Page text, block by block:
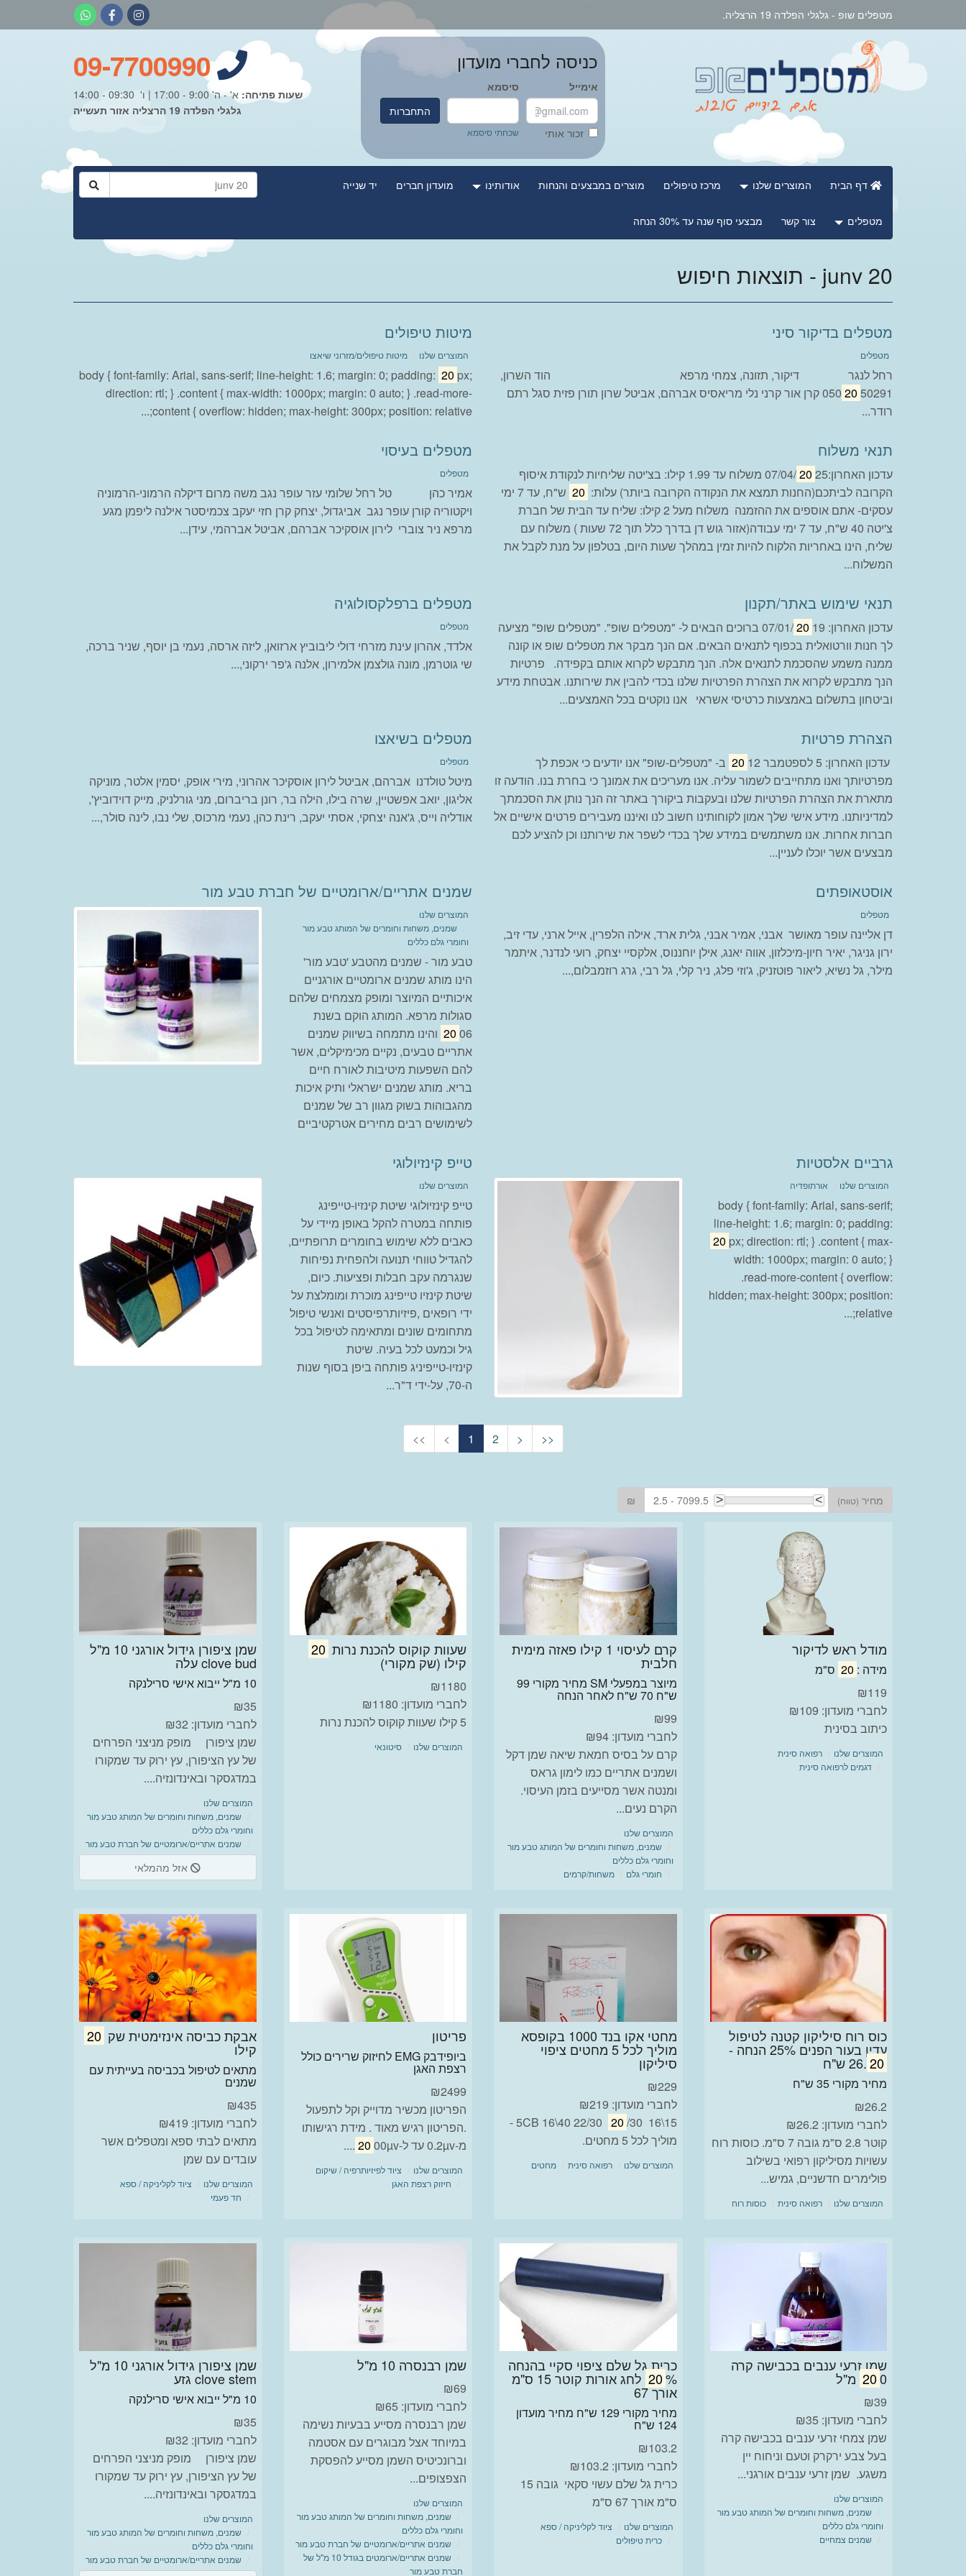
מטפלים שופ - גלגלי הפלדה 19 הרצליה.
כניסה לחברי מועדון
אימייל
זכור אותי
סיסמא
שכחתי סיסמא
התחברות
09-7700990
שעות פתיחה: א' - ה' 9:00 - 17:00 | ו' 09:30 - 14:00
גלגלי הפלדה 19 הרצליה אזור תעשייה
דף הבית המוצרים שלנו מרכז טיפולים מוצרים במבצעים והנחות אודותינו מועדון חברים יד שנייה
מטפלים צור קשר מבצעי סוף שנה עד 30% הנחה
junv 20 - תוצאות חיפוש
מטפלים בדיקור סיני
מטפלים
רחל לנגר דיקור, תזונה, צמחי מרפא הוד השרון,
050 20
50291 קרן אור קרני נלי מריאסיס אברהם, אביטל שרון תורן פזית סגל רתם
רודר...
מיטות טיפולים
המוצרים שלנו מיטות טיפולים/מזרוני שיאצו
body { font-family: Arial, sans-serif; line-height: 1.6; margin: 0; padding: 20 px;
direction: rtl; } .content { max-width: 1000px; margin: 0 auto; } .read-more-
content { overflow: hidden; max-height: 300px; position: relative;...
תנאי משלוח
עדכון האחרון:07/04/ 20
25 משלוח עד 1.99 קילו: בצ'יטה שליחיות לנקודת איסוף
הקרובה לביתכם(החנות תמצא את הנקודה הקרובה ביותר) עלות: 20
ש"ח, עד 7 ימי
עסקים- אתם אוספים את ההזמנה משלוח מעל 2 קילו: שליח עד הבית של חברת
צ'יטה 40 ש"ח, עד 7 ימי עבודה(אזור גוש דן בדרך כלל תוך 72 שעות ) משלוח עם
שליח, הינו באחריות הלקוח להיות זמין במהלך שעות היום, בטלפון על מנת לקבל את
המשלוח...
מטפלים בעיסוי
מטפלים
אמיר כהן טל רחל שלומי עזר עופר נגב משה מרום דיקלה הרמוני-הרמוניה
ויקטוריה קורן עופר נגב אביגדול, יצחק קרן חזי יעקב צכמיסטר אילנה ליפמן מגע
מרפא ניר צוברי לירון אוסקיכר אברהם, אביטל אברהמי, עידן...
תנאי שימוש באתר/תקנון
עדכון האחרון: 07/01/ 20
19 ברוכים הבאים ל- "מטפלים שופ". "מטפלים שופ" מציעה
לך חנות וורטואלית בכפוף לתנאים הבאים. אם הנך מבקר את מטפלים שופ או קונה
ממנה משמע שהסכמת לתנאים אלה. הנך מתבקש לקרוא אותם בקפידה. פרטיות
הנך מתבקש לקרוא את הצהרת הפרטיות שלנו בכדי להבין את שירותנו. אבטחת מידע
וביטחון בתשלום באמצעות כרטיסי אשראי אנו נוקטים בכל האמצעים...
מטפלים ברפלקסולוגיה
מטפלים
אלדד, אהרון עינת מזרחי דולי ליבוביץ ארזואן, ליזה ארסה, נעמי בן יוסף, שניר ברכה,
שי גוטרמן, מונה גולצמן אלמירון, אלנה ג'פר ירקוני,...
הצהרת פרטיות
עדכון האחרון: 5 לספטמבר 20 12 ב- "מטפלים-שופ" אנו יודעים כי אכפת לך
מפרטיותך ואנו מתחייבים לשמור עליה. אנו מעריכים את אמונך כי בחרת בנו. הודעה זו
מתארת את הצהרת הפרטיות שלנו ובעקבות ביקורך באתר זה הנך נותן את הסכמתך
למדיניותנו. מידע אישי שלך אמון לקוחותינו חשוב לנו ואיננו מעבירים פרטים אישיים אל
חברות אחרות. אנו משתמשים במידע שלך בכדי לשפר את שירותנו וכן להציע לכם
מבצעים אשר יוכלו לעניין...
מטפלים בשיאצו
מטפלים
מיטל טולדנו אברהם, אביטל לירון אוסקיכר אהרוני, מירי אופק, יסמין אלטר, מוניקה
אליגון, יואב אפשטיין, שרה בילו, הילה בר, רונן בריברום, מני גורלניק, מייק דוידוביץ',
אודליה וייס, ג'אנה יצחקי, אסתי יעקב, רינת כהן, נעמי מרכוס, שלי נבו, לינה סולר,...
אוסטאופתים
מטפלים
דן אליינה עופר מאושר אבני, אמיר אבני, גלית ארד, אילה הלפרין, אייל ארני, עדי זיב,
ירון גניגר, יאיר חיון-מיכלזון, אווה יאנג, אילן יוחננוס, אלקסיי יצחק, רועי לנדנר, איתמר
מילר, גל נשיא, ליאור פוטזניק, ג'וזי פלג, ניר קלי, גל רבי, גרג רוזמבלום,...
שמנים אתריים/ארומטיים של חברת טבע מור
המוצרים שלנו
שמנים, משחות וחומרים של המותג טבע מור
וחומרי גלם כללים
טבע מור - שמנים מהטבע 'טבע מור'
הינו מותג שמנים ארומטיים אורגניים
איכותיים המיוצר ומופק מצמחים שלהם
סגולות מרפא. המותג הוקם בשנת
20 06 והינו מתמחה בשיווק שמנים
אתריים טבעים, נקיים מכימיקלים, אשר
להם השפעות מיטיבות לאורח חיים
בריא. מותג שמנים ישראלי ותיק איכות
מהגבוהות בשוק מגוון רב של שמנים
לשימושים רבים מחירים אטרקטיביים
גרביים אלסטיות
המוצרים שלנו אורתופדיה
body { font-family: Arial, sans-serif;
line-height: 1.6; margin: 0; padding:
20 px; direction: rtl; } .content { max-
width: 1000px; margin: 0 auto; }
.read-more-content { overflow:
hidden; max-height: 300px; position:
relative;...
טייפ קינזיולוגי
המוצרים שלנו
טייפ קינזיולוגי שיטת קינזיו-טייפינג
פותחה במטרה להקל באופן מיידי על
כאבים ללא שימוש בחומרים תרופתיים,
להגדיל טווחי תנועה ולהפחית נפיחות
שנגרמה עקב חבלות ופציעות. כיום,
שיטת קינזיו טייפינג מוכרת ומומלצת על
ידי רופאים ,פיזיותרפיסטים ואנשי טיפול
מתחומים שונים ומתאימה לטיפול בכל
גיל וכמעט לכל בעיה. שיטת
קינזיו-טייפיניג פותחה ביפן בסוף שנות
ה-70, על-ידי ד"ר...
<< < 1 2 > >>
מחיר (טווח) 2.5 - 7099.5
₪
מודל ראש לדיקור
מידה : 20 ס"מ
₪119
לחברי מועדון: ₪109
כיתוב בסינית
המוצרים שלנו
רפואה סינית
דגמים לרפואה סינית
קרם לעיסוי 1 קילו פאזה מימית
חלבית
מיוצר במפעלי SM מחיר מקורי 99
ש"ח 70 ש"ח לאחר הנחה
₪99
לחברי מועדון: ₪94
קרם על בסיס חמאת שיאה שמן דקל
ושמנים אתריים כמו לימון גראס
ומנטה אשר מסייעים בזמן העיסוי.
הקרם נעים...
המוצרים שלנו
שמנים, משחות וחומרים של המותג טבע מור
וחומרי גלם כללים
חומרי גלם
משחות/קרמים
שעוות קוקוס להכנת נרות 20
קילו (שק מקורי)
₪1180
לחברי מועדון: ₪1180
5 קילו שעוות קוקוס להכנת נרות
המוצרים שלנו סיטונאי
שמן ציפורן גידול אורגני 10 מ"ל
clove bud עלה
10 מ"ל ייבוא אישי סרילנקה
₪35
לחברי מועדון: ₪32
שמן ציפורן מופק מניצני הפרחים
של עץ הציפורן, עץ ירוק עד שמקורו
במדגסקר ובאינדונזיה....
המוצרים שלנו
שמנים, משחות וחומרים של המותג טבע מור
וחומרי גלם כללים
שמנים אתריים/ארומטיים של חברת טבע מור
אזל מהמלאי
כוס רוח סיליקון קטנה לטיפול
עדין בעור הפנים 25% הנחה -
26.20 ש"ח
מחיר מקורי 35 ש"ח
₪26.2
לחברי מועדון: ₪26.2
קוטר 2.8 ס"מ גובה 7 ס"מ. כוסות רוח
עשויות מסיליקון רפואי בשילוב
פולימרים חדשניים, גמיש...
המוצרים שלנו רפואה סינית כוסות רוח
מחטי אקו בנד 1000 בקופסא
מוליך לכל 5 מחטים ציפוי
סיליקון
₪229
לחברי מועדון: ₪219
15\16
20
/30 22/30 40\16 5CB -
מוליך לכל 5 מחטים.
המוצרים שלנו רפואה סינית מחטים
פריטון
ביופידבק EMG לחיזוק שרירים כולל
רצפת האגן
₪2499
הפריטון מכשיר מדוייק וקל לתפעול
.הפריטון רגיש מאוד . מידת רגישותו
מ-0.2µv עד ל-
20 00µv....
המוצרים שלנו
ציוד לפיזיותרפיה / שיקום
חיזוק רצפת האגן
אבקת כביסה אינזימטית שק 20
קילו
מתאים לטיפול בכביסה בעייתית עם
שמנים
₪435
לחברי מועדון: ₪419
מתאים לבתי ספא ומטפלים אשר
עובדים עם שמן
המוצרים שלנו
ציוד לקליניקה / ספא
חד פעמי
שמן זרעי ענבים בכבישה קרה
200 מ"ל
₪39
לחברי מועדון: ₪35
שמן צמחי זרעי ענבים בכבישה קרה
בעל צבע ירקרק וטעם וניחוח יין
משגע. שמן זרעי ענבים אורגני...
המוצרים שלנו
שמנים, משחות וחומרים של המותג טבע מור
וחומרי גלם כללים
שמנים צמחיים
כרית גל שלם ציפוי סקיי בהנחה
20 % לחג אורות קוטר 15 ס"מ
אורך 67
מחיר מקורי 129 ש"ח מחיר מועדון
124 ש"ח
₪103.2
לחברי מועדון: ₪103.2
כרית גל שלם עשוי סקאי גובה 15
ס"מ אורך 67 ס"מ
המוצרים שלנו
ציוד לקליניקה / ספא
כרית טיפולים
שמן רבנסרה 10 מ"ל
₪69
לחברי מועדון: ₪65
שמן רבנסרה מסייע בבעיות נשימה
במיוחד אצל מבוגרים עם אסטמה
וברונכיטיס השמן מסייע להפסקת
הצפצופים...
המוצרים שלנו
שמנים, משחות וחומרים של המותג טבע מור
וחומרי גלם כללים
שמנים אתריים/ארומטיים של חברת טבע מור
שמנים אתריים/ארומטים בגודל 10 מ"ל של
חברת טבע מור
שמן ציפורן גידול אורגני 10 מ"ל
clove stem גזע
10 מ"ל ייבוא אישי סרילנקה
₪35
לחברי מועדון: ₪32
שמן ציפורן מופק מניצני הפרחים
של עץ הציפורן, עץ ירוק עד שמקורו
במדגסקר ובאינדונזיה....
המוצרים שלנו
שמנים, משחות וחומרים של המותג טבע מור
וחומרי גלם כללים
שמנים אתריים/ארומטיים של חברת טבע מור